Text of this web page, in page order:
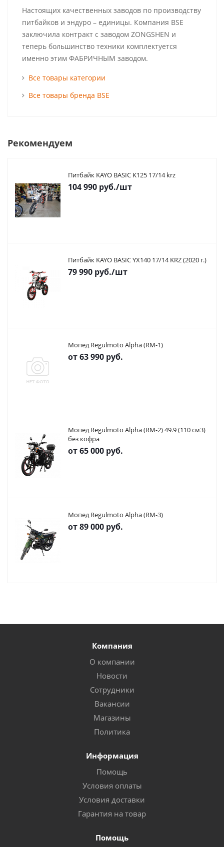
Настоящих качественных заводов по производству
питбайков и эндуро – единицы. Компания BSE
заключила контракт с заводом ZONGSHEN и
теперь большинство техники комплектуется
именно этим ФАБРИЧНЫМ заводом.
Все товары категории
Все товары бренда BSE
Рекомендуем
Питбайк KAYO BASIC K125 17/14 krz
104 990 руб./шт
Питбайк KAYO BASIC YX140 17/14 KRZ (2020 г.)
79 990 руб./шт
Мопед Regulmoto Alpha (RM-1)
от63 990 руб.
Мопед Regulmoto Alpha (RM-2) 49.9 (110 см3)
без кофра
от65 000 руб.
Мопед Regulmoto Alpha (RM-3)
от89 000 руб.
Компания
О компании
Новости
Сотрудники
Вакансии
Магазины
Политика
Информация
Помощь
Условия оплаты
Условия доставки
Гарантия на товар
Помощь